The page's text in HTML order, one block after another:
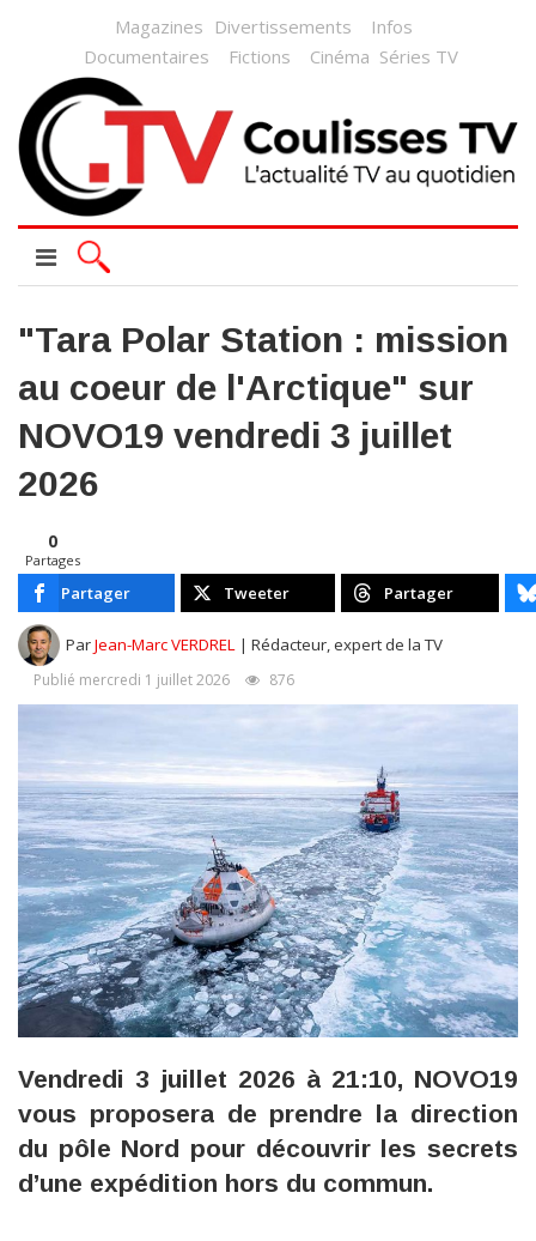
Magazines Divertissements
Infos
Documentaires
Fictions Cinéma Séries TV
"Tara Polar Station : mission
au coeur de l'Arctique" sur
NOVO19 vendredi 3 juillet
2026
0
Partages
Partager Tweeter Partager
ParJean-Marc VERDREL | Rédacteur, expert de la TV
Publié mercredi 1 juillet 2026 876
Vendredi 3 juillet 2026 à 21:10, NOVO19
vous proposera de prendre la direction
du pôle Nord pour découvrir les secrets
d’une expédition hors du commun.